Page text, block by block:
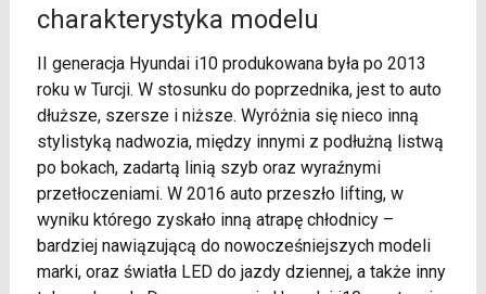
charakterystyka modelu
II generacja Hyundai i10 produkowana była po 2013
roku w Turcji. W stosunku do poprzednika, jest to auto
dłuższe, szersze i niższe. Wyróżnia się nieco inną
stylistyką nadwozia, między innymi z podłużną listwą
po bokach, zadartą linią szyb oraz wyraźnymi
przetłoczeniami. W 2016 auto przeszło lifting, w
wyniku którego zyskało inną atrapę chłodnicy –
bardziej nawiązującą do nowocześniejszych modeli
marki, oraz światła LED do jazdy dziennej, a także inny